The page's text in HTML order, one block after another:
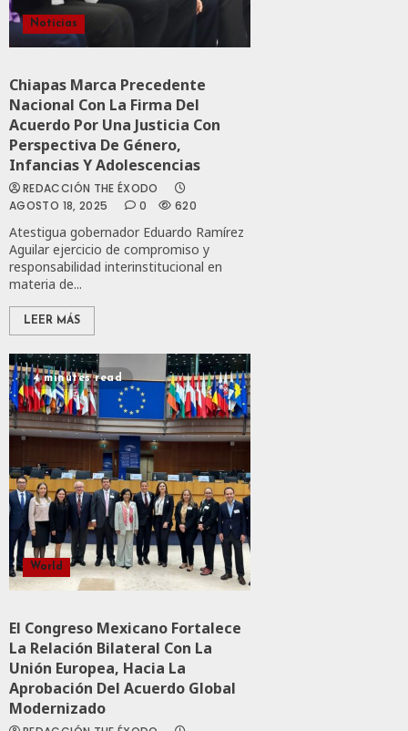
Noticias
Chiapas Marca Precedente
Nacional Con La Firma Del
Acuerdo Por Una Justicia Con
Perspectiva De Género,
Infancias Y Adolescencias
REDACCIÓN THE ÉXODO
AGOSTO 18, 2025
0 620
Atestigua gobernador Eduardo Ramírez
Aguilar ejercicio de compromiso y
responsabilidad interinstitucional en
materia de...
LEER MÁS
4 minutes read
World
El Congreso Mexicano Fortalece
La Relación Bilateral Con La
Unión Europea, Hacia La
Aprobación Del Acuerdo Global
Modernizado